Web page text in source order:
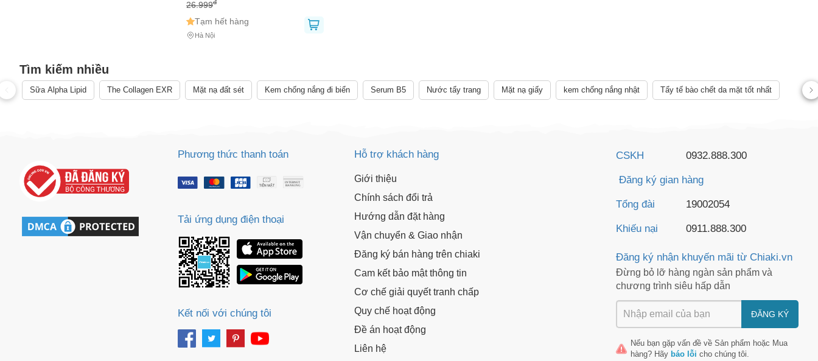
26.999đ
Tạm hết hàng
Hà Nội
Tìm kiếm nhiều
Sữa Alpha Lipid The Collagen EXR Mặt nạ đất sét Kem chống nắng đi biển Serum B5 Nước tẩy trang Mặt nạ giấy kem chống nắng nhật Tẩy tế bào chết da mặt tốt nhất
Phương thức thanh toán
Tải ứng dụng điện thoại
Kết nối với chúng tôi
Hỗ trợ khách hàng
Giới thiệu
Chính sách đổi trả
Hướng dẫn đặt hàng
Vận chuyển & Giao nhận
Đăng ký bán hàng trên chiaki
Cam kết bảo mật thông tin
Cơ chế giải quyết tranh chấp
Quy chế hoạt động
Đề án hoạt động
Liên hệ
CSKH 0932.888.300
Đăng ký gian hàng
Tổng đài 19002054
Khiếu nại 0911.888.300
Đăng ký nhận khuyến mãi từ Chiaki.vn
Đừng bỏ lỡ hàng ngàn sản phẩm và
chương trình siêu hấp dẫn
ĐĂNG KÝ
Nếu bạn gặp vấn đề về Sản phẩm hoặc Mua
hàng? Hãy báo lỗi cho chúng tôi.
Truy cập trang thanh toán và sử dụng
mã.
LẤY MÃ NGAY